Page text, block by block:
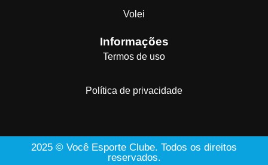
Volei
Informações
Termos de uso
Política de privacidade
2025 © Você Esporte Clube. Todos os direitos
reservados.